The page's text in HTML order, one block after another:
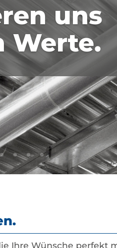
uns
Werte.
Ihre Wünsche perfekt